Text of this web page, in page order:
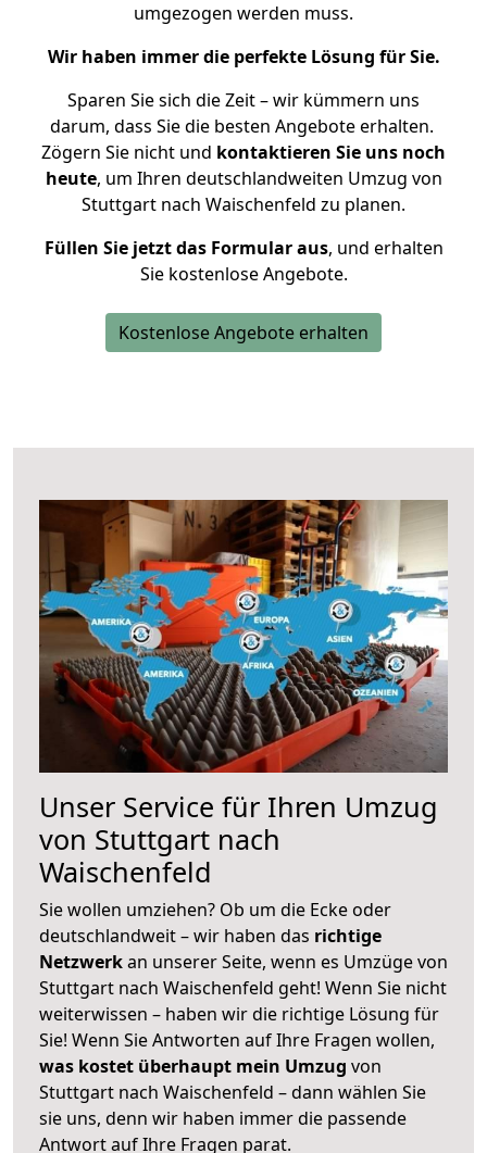
umgezogen werden muss.
Wir haben immer die perfekte Lösung für Sie.
Sparen Sie sich die Zeit – wir kümmern uns
darum, dass Sie die besten Angebote erhalten.
Zögern Sie nicht und kontaktieren Sie uns noch
heute, um Ihren deutschlandweiten Umzug von
Stuttgart nach Waischenfeld zu planen.
Füllen Sie jetzt das Formular aus, und erhalten
Sie kostenlose Angebote.
Kostenlose Angebote erhalten
Unser Service für Ihren Umzug
von Stuttgart nach
Waischenfeld
Sie wollen umziehen? Ob um die Ecke oder
deutschlandweit – wir haben das richtige
Netzwerkan unserer Seite, wenn es Umzüge von
Stuttgart nach Waischenfeld geht! Wenn Sie nicht
weiterwissen – haben wir die richtige Lösung für
Sie! Wenn Sie Antworten auf Ihre Fragen wollen,
was kostet überhaupt mein Umzug von
Stuttgart nach Waischenfeld – dann wählen Sie
sie uns, denn wir haben immer die passende
Antwort auf Ihre Fragen parat.